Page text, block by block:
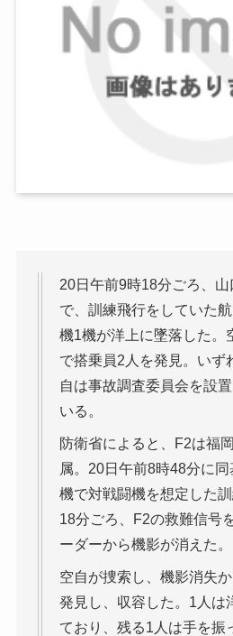
20日午前9時18分ごろ、
で、訓練飛行をしていた
機1機が洋上に墜落した。
で搭乗員2人を発見。いず
自は事故調査委員会を設
いる。
防衛省によると、F2は福
属。20日午前8時48分に
機で対戦闘機を想定した
18分ごろ、F2の救難信号
ーダーから機影が消えた。
空自が捜索し、機影消失
発見し、収容した。1人は
ており、残る1人は手を振